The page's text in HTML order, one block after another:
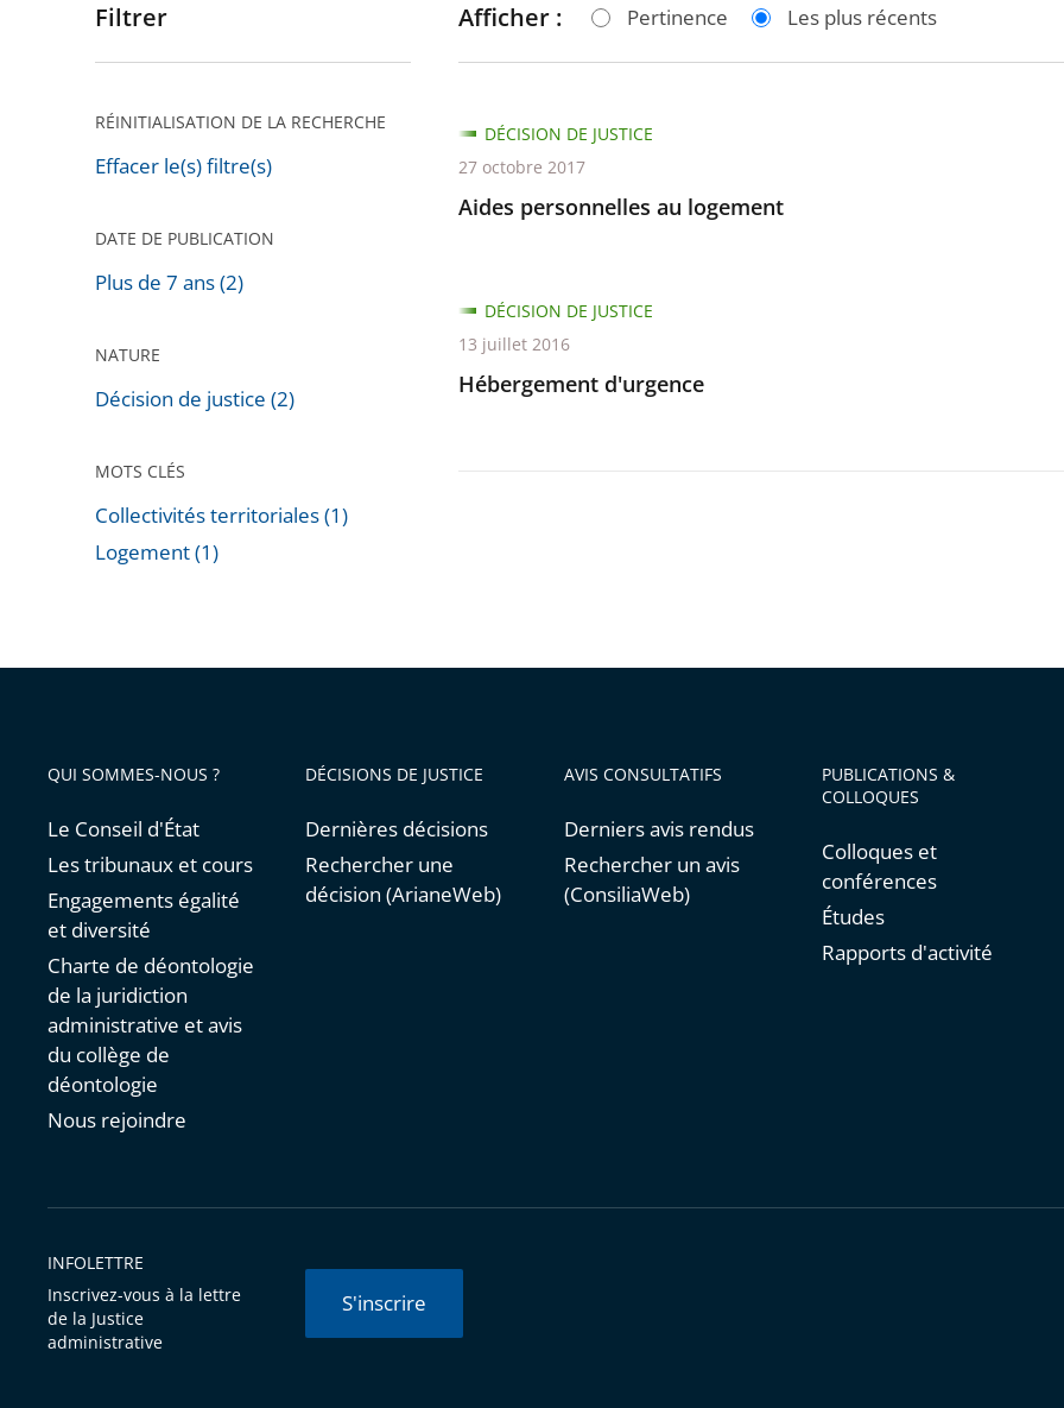
Passer
pour
après
Filtrer
RÉINITIALISATION DE LA RECHERCHE
Effacer le(s) filtre(s)
DATE DE PUBLICATION
Plus de 7 ans (2)
NATURE
Décision de justice (2)
MOTS CLÉS
Collectivités territoriales (1)
Logement (1)
Afficher : Pertinence Les plus récents
Aides personnelles au logement
DÉCISION DE JUSTICE
27 octobre 2017
Hébergement d'urgence
DÉCISION DE JUSTICE
13 juillet 2016
QUI SOMMES-NOUS ?
Le Conseil d'État
Les tribunaux et cours
Engagements égalité
et diversité
Charte de déontologie
de la juridiction
administrative et avis
du collège de
déontologie
Nous rejoindre
DÉCISIONS DE JUSTICE
Dernières décisions
Rechercher une
décision (ArianeWeb)
AVIS CONSULTATIFS
Derniers avis rendus
Rechercher un avis
(ConsiliaWeb)
PUBLICATIONS &
COLLOQUES
Colloques et
conférences
Études
Rapports d'activité
INFOLETTRE
Inscrivez-vous à la lettre
de la Justice
administrative
S'inscrire